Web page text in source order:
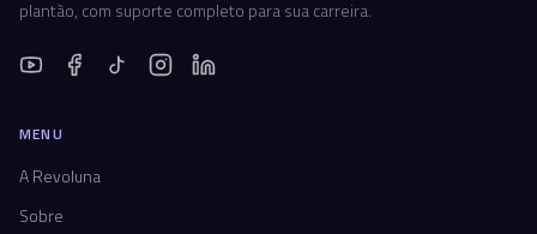
plantão, com suporte completo para sua carreira.
MENU
A Revoluna
Sobre